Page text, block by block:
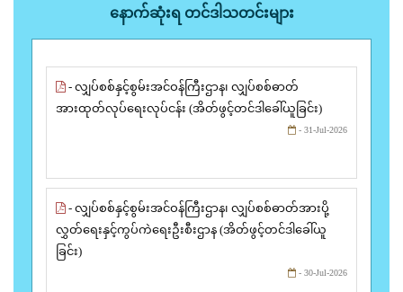
နောက်ဆုံးရ တင်ဒါသတင်းများ
- လျှပ်စစ်နှင့်စွမ်းအင်ဝန်ကြီးဌာန၊ လျှပ်စစ်ဓာတ်
အားထုတ်လုပ်ရေးလုပ်ငန်း (အိတ်ဖွင့်တင်ဒါခေါ်ယူခြင်း)
- 31-Jul-2026
- လျှပ်စစ်နှင့်စွမ်းအင်ဝန်ကြီးဌာန၊ လျှပ်စစ်ဓာတ်အားပို့
လွှတ်ရေးနှင့်ကွပ်ကဲရေးဦးစီးဌာန (အိတ်ဖွင့်တင်ဒါခေါ်ယူ
ခြင်း)
- 30-Jul-2026